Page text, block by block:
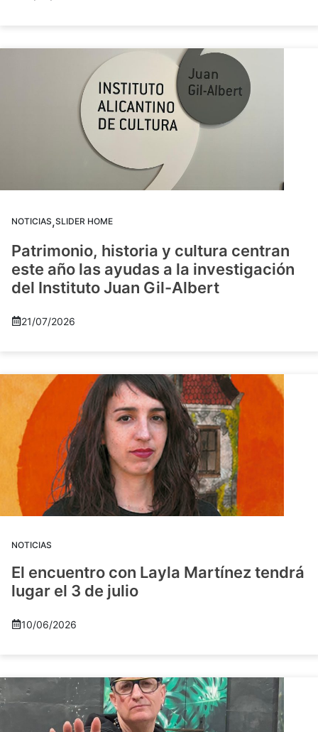
NOTICIAS,SLIDER HOME
Patrimonio, historia y cultura centran
este año las ayudas a la investigación
del Instituto Juan Gil-Albert
21/07/2026
NOTICIAS
El encuentro con Layla Martínez tendrá
lugar el 3 de julio
10/06/2026